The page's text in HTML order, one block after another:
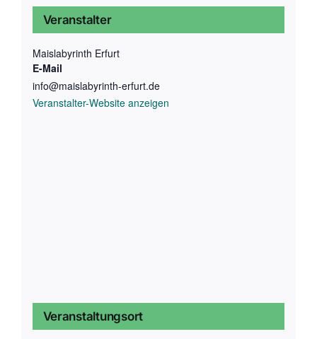
Veranstalter
Maislabyrinth Erfurt
E-Mail
info@maislabyrinth-erfurt.de
Veranstalter-Website anzeigen
Veranstaltungsort